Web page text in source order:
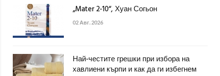
„Mater 2-10“, Хуан Согьон
02 Авг. 2026
Най-честите грешки при избора на
хавлиени кърпи и как да ги избегнем